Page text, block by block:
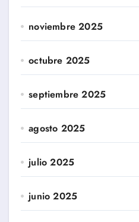
noviembre 2025
octubre 2025
septiembre 2025
agosto 2025
julio 2025
junio 2025